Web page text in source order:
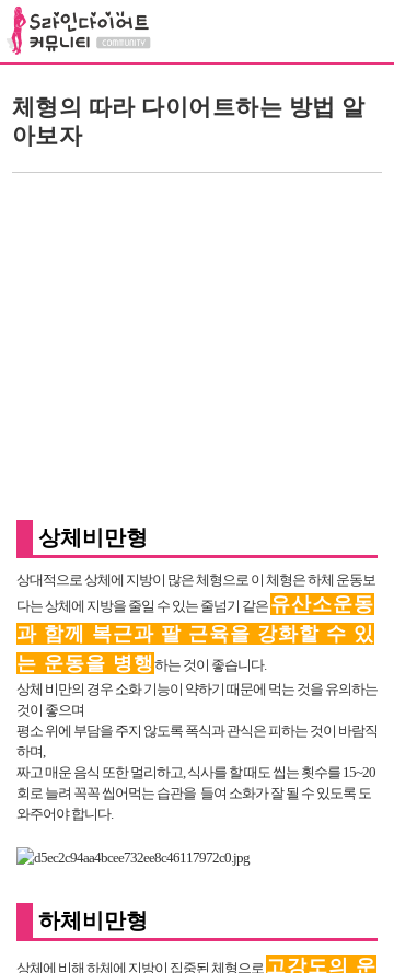
체형의 따라 다이어트하는 방법 알
아보자
상체비만형
상대적으로 상체에 지방이 많은 체형으로 이 체형은 하체 운동보
다는 상체에 지방을 줄일 수 있는 줄넘기 같은 유산소운동
과 함께 복근과 팔 근육을 강화할 수 있
는 운동을 병행하는 것이 좋습니다.
상체 비만의 경우 소화 기능이 약하기 때문에 먹는 것을 유의하는
것이 좋으며
평소 위에 부담을 주지 않도록 폭식과 관식은 피하는 것이 바람직
하며,
짜고 매운 음식 또한 멀리하고, 식사를 할 때도 씹는 횟수를 15~20
회로 늘려 꼭꼭 씹어먹는 습관을 들여 소화가 잘 될 수 있도록 도
와주어야 합니다.
하체비만형
상체에 비해 하체에 지방이 집중된 체형으로 고강도의 운